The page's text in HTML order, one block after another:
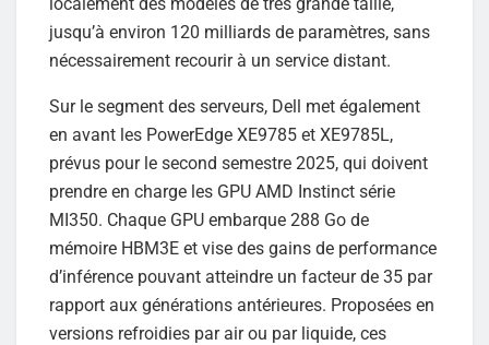
jusqu’à environ 120 milliards de paramètres, sans
nécessairement recourir à un service distant.
Sur le segment des serveurs, Dell met également
en avant les PowerEdge XE9785 et XE9785L,
prévus pour le second semestre 2025, qui doivent
prendre en charge les GPU AMD Instinct série
MI350. Chaque GPU embarque 288 Go de
mémoire HBM3E et vise des gains de performance
d’inférence pouvant atteindre un facteur de 35 par
rapport aux générations antérieures. Proposées en
versions refroidies par air ou par liquide, ces